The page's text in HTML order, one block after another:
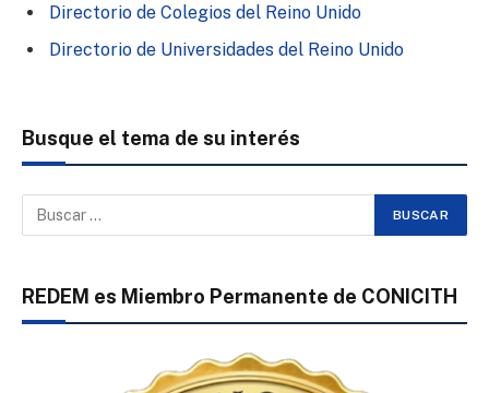
Directorio de Colegios del Reino Unido
Directorio de Universidades del Reino Unido
Busque el tema de su interés
REDEM es Miembro Permanente de CONICITH